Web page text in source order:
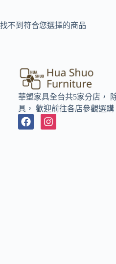
找不到符合您選擇的商品
華塑家具全台共5家分店，
具， 歡迎前往各店參觀選購